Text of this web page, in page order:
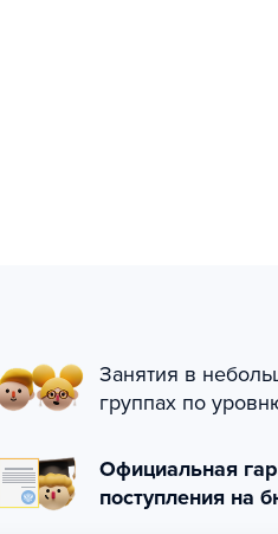
Занятия в
группах по
Официальная
поступления на